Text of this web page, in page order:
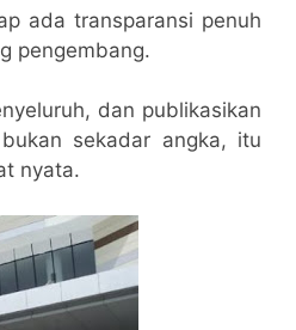
ada transparansi penuh
pengembang.
dan publikasikan
sekadar angka, itu
nyata.